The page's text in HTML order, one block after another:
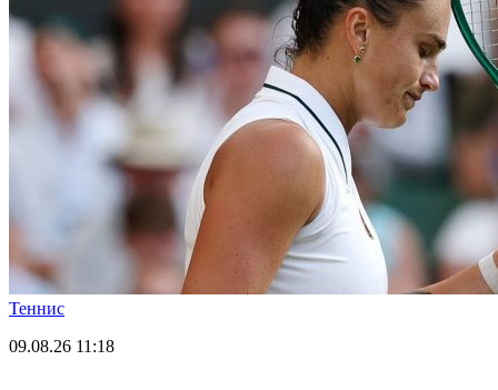
Теннис
09.08.26 11:18